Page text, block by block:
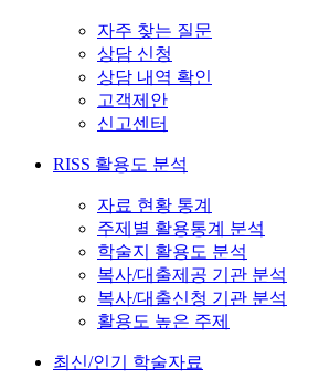
자주 찾는 질문
상담 신청
상담 내역 확인
고객제안
신고센터
RISS 활용도 분석
자료 현황 통계
주제별 활용통계 분석
학술지 활용도 분석
복사/대출제공 기관 분석
복사/대출신청 기관 분석
활용도 높은 주제
최신/인기 학술자료